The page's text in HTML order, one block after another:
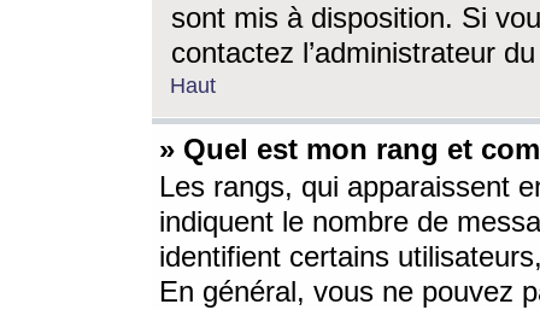
sont mis à disposition. Si
contactez l’administrateur
Haut
» Quel est mon rang et
Les rangs, qui apparaissent
indiquent le nombre de
identifient certains
En général, vous ne pouvez